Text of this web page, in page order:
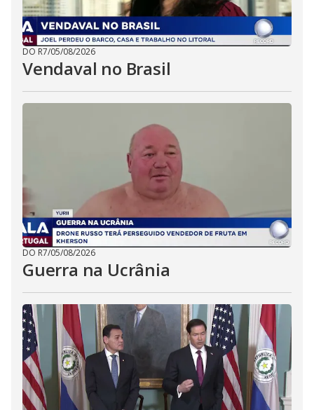
DO R7/05/08/2026
Vendaval no Brasil
DO R7/05/08/2026
Guerra na Ucrânia